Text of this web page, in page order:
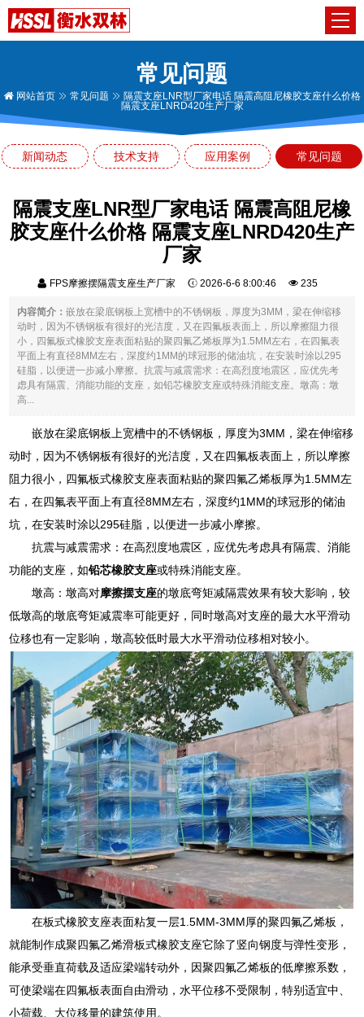
常见问题
网站首页 常见问题
隔震支座LNR型厂家电话 隔震高阻尼橡胶支座什么价格
隔震支座LNRD420生产厂家
新闻动态 技术支持 应用案例 常见问题
隔震支座LNR型厂家电话 隔震高阻尼橡
胶支座什么价格 隔震支座LNRD420生产
厂家
FPS摩擦摆隔震支座生产厂家 2026-6-6 8:00:46 235
内容简介：嵌放在梁底钢板上宽槽中的不锈钢板，厚度为3MM，梁在伸缩移
动时，因为不锈钢板有很好的光洁度，又在四氟板表面上，所以摩擦阻力很
小，四氟板式橡胶支座表面粘贴的聚四氟乙烯板厚为1.5MM左右，在四氟表
平面上有直径8MM左右，深度约1MM的球冠形的储油坑，在安装时涂以295
硅脂，以便进一步减小摩擦。抗震与减震需求：在高烈度地震区，应优先考
虑具有隔震、消能功能的支座，如铅芯橡胶支座或特殊消能支座。墩高：墩
高...
嵌放在梁底钢板上宽槽中的不锈钢板，厚度为3MM，梁在伸缩移
动时，因为不锈钢板有很好的光洁度，又在四氟板表面上，所以摩擦
阻力很小，四氟板式橡胶支座表面粘贴的聚四氟乙烯板厚为1.5MM左
右，在四氟表平面上有直径8MM左右，深度约1MM的球冠形的储油
坑，在安装时涂以295硅脂，以便进一步减小摩擦。
抗震与减震需求：在高烈度地震区，应优先考虑具有隔震、消能
功能的支座，如铅芯橡胶支座或特殊消能支座。
墩高：墩高对摩擦摆支座的墩底弯矩减隔震效果有较大影响，较
低墩高的墩底弯矩减震率可能更好，同时墩高对支座的最大水平滑动
位移也有一定影响，墩高较低时最大水平滑动位移相对较小。
在板式橡胶支座表面粘复一层1.5MM-3MM厚的聚四氟乙烯板，
就能制作成聚四氟乙烯滑板式橡胶支座它除了竖向钢度与弹性变形，
能承受垂直荷载及适应梁端转动外，因聚四氟乙烯板的低摩擦系数，
可使梁端在四氟板表面自由滑动，水平位移不受限制，特别适宜中、
小荷载、大位移量的建筑使用。